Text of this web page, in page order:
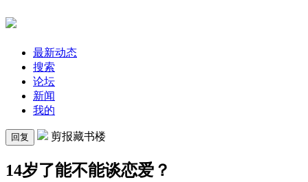
最新动态
搜索
论坛
新闻
我的
回复 剪报藏书楼
14岁了能不能谈恋爱？